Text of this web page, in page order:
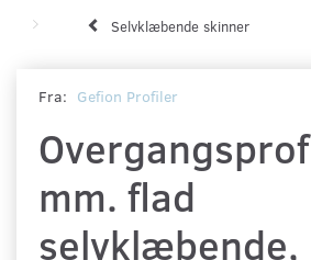
Selvklæbende skinner
Fra: Gefion Profiler
mm. flad
selvklæbende,